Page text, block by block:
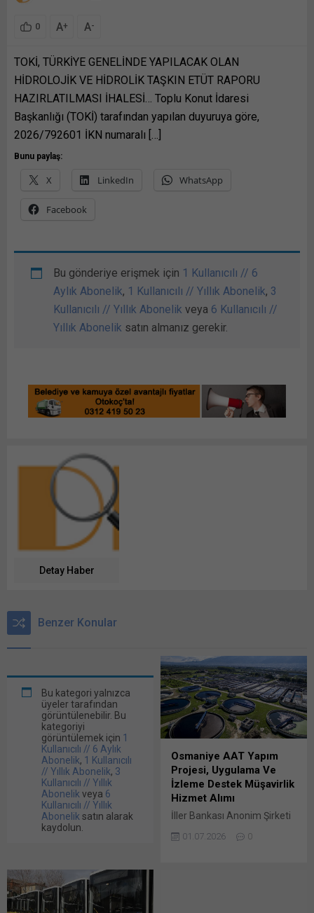
0 A+ A-
TOKİ, TÜRKİYE GENELİNDE YAPILACAK OLAN
HİDROLOJİK VE HİDROLİK TAŞKIN ETÜT RAPORU
HAZIRLATILMASI İHALESİ… Toplu Konut İdaresi
Başkanlığı (TOKİ) tarafından yapılan duyuruya göre,
2026/792601 İKN numaralı […]
Bunu paylaş:
X LinkedIn WhatsApp
Facebook
Bu gönderiye erişmek için 1 Kullanıcılı // 6
Aylık Abonelik, 1 Kullanıcılı // Yıllık Abonelik, 3
Kullanıcılı // Yıllık Abonelik veya 6 Kullanıcılı //
Yıllık Abonelik satın almanız gerekir.
Detay Haber
Benzer Konular
Bu kategori yalnızca
üyeler tarafından
görüntülenebilir. Bu
kategoriyi
görüntülemek için 1
Kullanıcılı // 6 Aylık
Abonelik, 1 Kullanıcılı
// Yıllık Abonelik, 3
Kullanıcılı // Yıllık
Abonelik veya 6
Kullanıcılı // Yıllık
Abonelik satın alarak
kaydolun.
Osmaniye AAT Yapım
Projesi, Uygulama Ve
İzleme Destek Müşavirlik
Hizmet Alımı
İller Bankası Anonim Şirketi
Koordinasyon Dairesi
01.07.2026 0